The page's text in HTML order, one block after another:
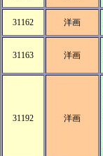
31162 洋画
31163 洋画
31192 洋画